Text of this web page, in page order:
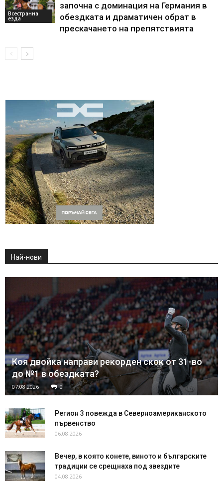
Всестранна
езда
започна с доминация на Германия в
обездката и драматичен обрат в
прескачането на препятствията
Най-нови
Коя двойка направи рекорден скок от 31-во
до №1 в обездката?
07.08.2026 0
Регион 3 повежда в Северноамериканското
първенство
06.08.2026
Вечер, в която конете, виното и българските
традиции се срещнаха под звездите
04.08.2026